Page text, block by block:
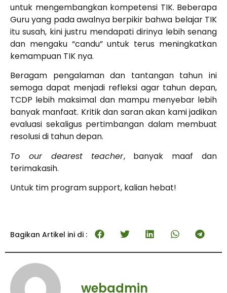
untuk mengembangkan kompetensi TIK. Beberapa
Guru yang pada awalnya berpikir bahwa belajar TIK
itu susah, kini justru mendapati dirinya lebih senang
dan mengaku “candu” untuk terus meningkatkan
kemampuan TIK nya.
Beragam pengalaman dan tantangan tahun ini
semoga dapat menjadi refleksi agar tahun depan,
TCDP lebih maksimal dan mampu menyebar lebih
banyak manfaat. Kritik dan saran akan kami jadikan
evaluasi sekaligus pertimbangan dalam membuat
resolusi di tahun depan.
To our dearest teacher, banyak maaf dan
terimakasih.
Untuk tim program support, kalian hebat!
Bagikan Artikel ini di :
webadmin